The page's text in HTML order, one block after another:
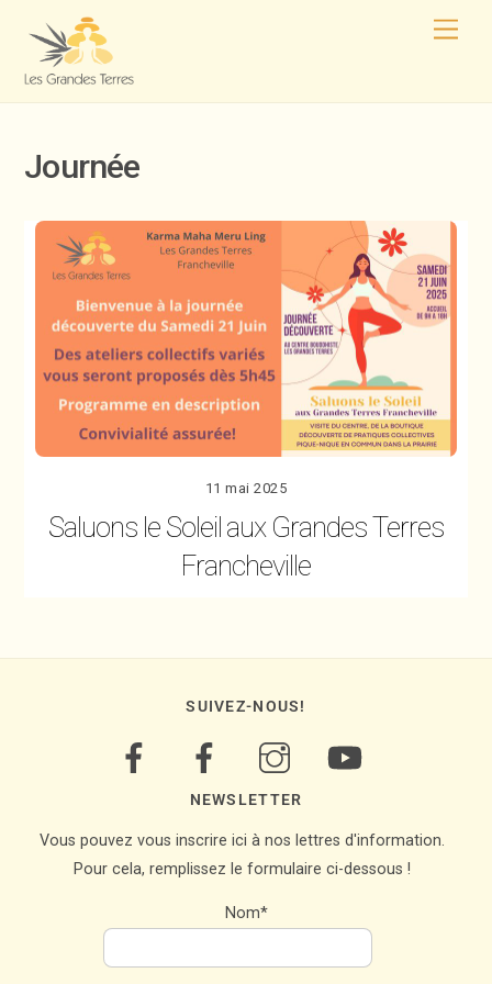
Journée
11 mai 2025
Saluons le Soleil aux Grandes Terres
Francheville
SUIVEZ-NOUS!
NEWSLETTER
Vous pouvez vous inscrire ici à nos lettres d'information.
Pour cela, remplissez le formulaire ci-dessous !
Nom*